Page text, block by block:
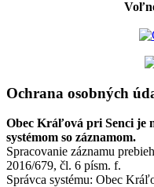
Ochrana osobných
Obec Kráľová pri Senci je
systémom so záznamom.
Spracovanie záznamu
2016/679, čl. 6 písm. f.
Správca systému: Obec